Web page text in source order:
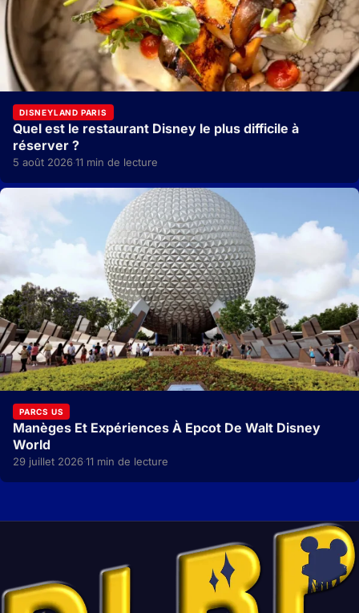
DISNEYLAND PARIS
Quel est le restaurant Disney le plus difficile à
réserver ?
5 août 2026·11 min de lecture
PARCS US
Manèges Et Expériences À Epcot De Walt Disney
World
29 juillet 2026·11 min de lecture